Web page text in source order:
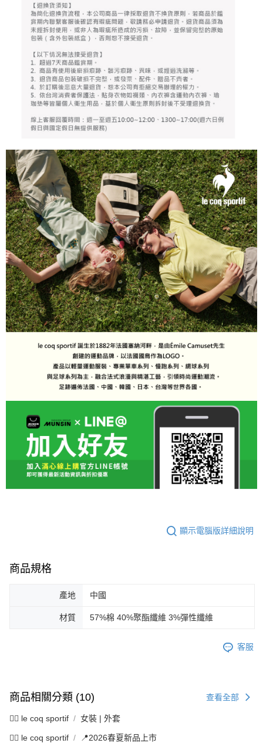
顯示電腦版詳細說明
商品規格
產地 中國
材質 57%棉 40%聚酯纖維 3%彈性纖維
客服
商品相關分類 (10) 查看全部
🚴‍♂️ le coq sportif 女裝 | 外套
🚴‍♂️ le coq sportif 📍2026春夏新品上市